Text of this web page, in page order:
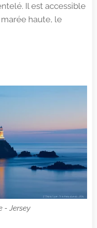
Il est accessible
haute, le
- Jersey